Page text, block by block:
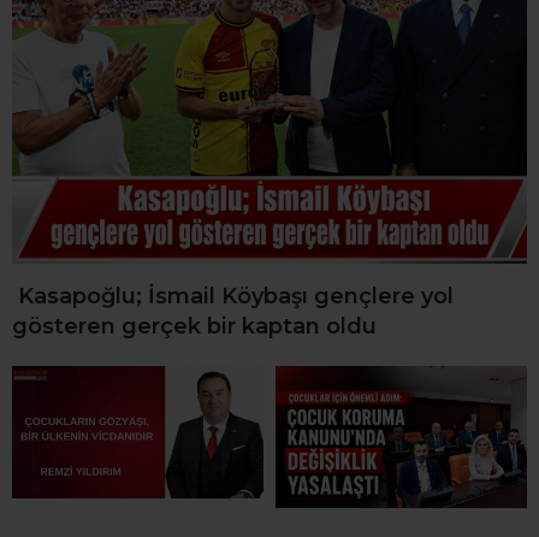
Kasapoğlu; İsmail Köybaşı gençlere yol
gösteren gerçek bir kaptan oldu